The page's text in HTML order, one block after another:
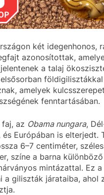
a
10
Dobrev
hirdet, a
két idegenhonos,
azonosítottak,
a talaj
amelyek
fenntartásában.
az Obama nungara,
és Európában is elterjedt.
6–7 centiméter,
színe a barna
mintázattal. Ez
a giliszták járataiba, ahol